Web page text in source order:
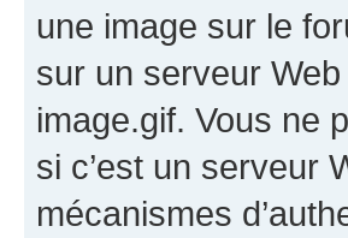
une image sur le
sur un serveur
image.gif. Vous ne
si c’est un serveur
mécanismes